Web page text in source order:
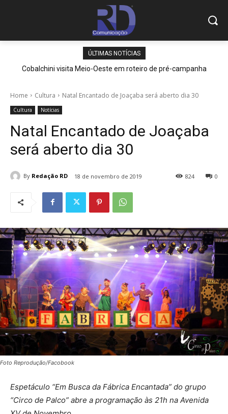
ÚLTIMAS NOTÍCIAS
Cobalchini visita Meio-Oeste em roteiro de pré-campanha
Home Cultura Natal Encantado de Joaçaba será aberto dia 30
Cultura Notícias
Natal Encantado de Joaçaba
será aberto dia 30
By Redação RD 18 de novembro de 2019 0
824
Foto Reprodução/Facobook
Espetáculo “Em Busca da Fábrica Encantada” do grupo
“Circo de Palco” abre a programação às 21h na Avenida